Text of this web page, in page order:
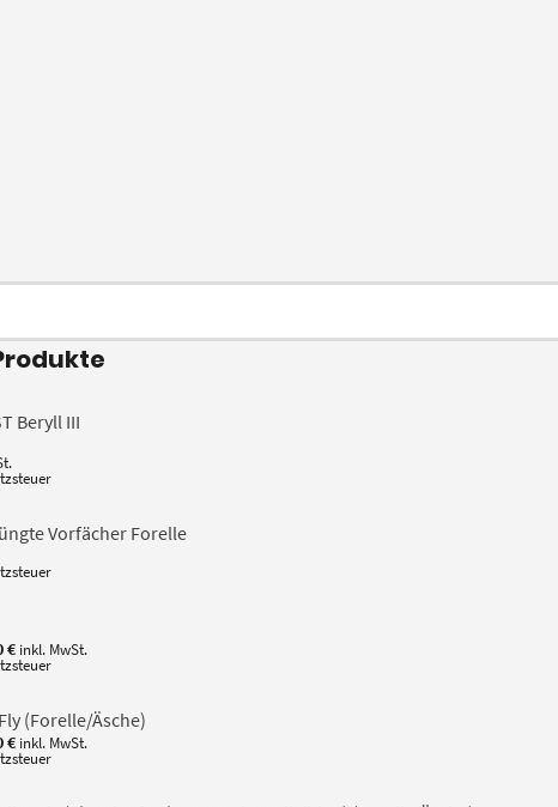
Beryll III
Vorfächer Forelle
€Preisspanne:
347,00 €
inkl. MwSt.
(Forelle/Äsche)
€Preisspanne:
174,00 €
inkl. MwSt.